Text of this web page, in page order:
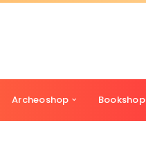
Archeoshop Bookshop